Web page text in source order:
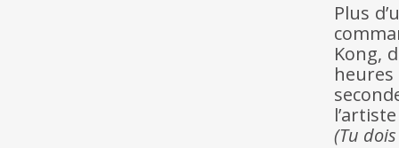
Plus
Kong,
(Tu